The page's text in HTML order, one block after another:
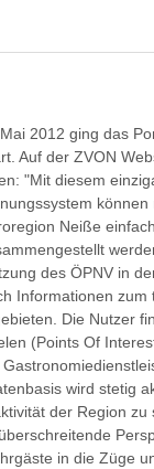
2012 ging das
Auf der ZVON
"Mit diesem
Neiße
des ÖPNV in
Informationen zum
Die Nutzer
(Points Of
wird stetig
der Region
in die Züge